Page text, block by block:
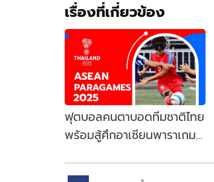
เรื่องที่เกี่ยวข้อง
ฟุตบอลคนตาบอดทีมชาติไทย
พร้อมสู้ศึกอาเซียนพาราเกมส์